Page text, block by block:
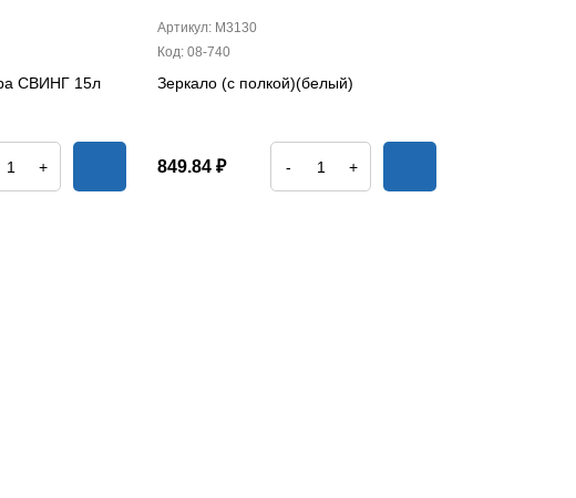
СВИНГ 15л
+
Артикул: М3130
Код: 08-740
Зеркало (с полкой)(белый)
849.84 ₽ - +